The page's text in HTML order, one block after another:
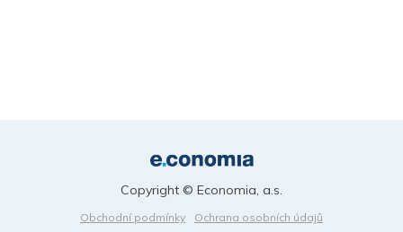
Obchodní podmínky
Ochrana osobních údajů
Copyright © Economia, a.s.